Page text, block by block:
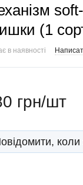
(1
в наявності
грн/шт
коли